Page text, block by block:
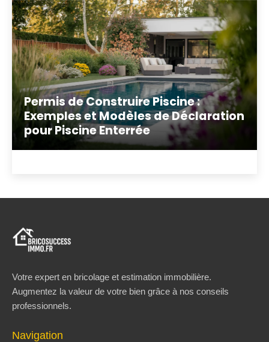
Permis de Construire Piscine :
Exemples et Modèles de Déclaration
pour Piscine Enterrée
Votre expert en bricolage et estimation immobilière.
Augmentez la valeur de votre bien grâce à nos conseils
professionnels.
Navigation